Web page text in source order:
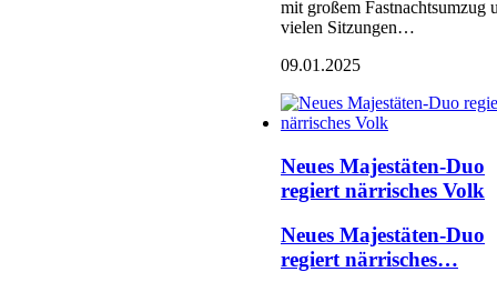
mit großem Fastnachtsumzug
vielen Sitzungen…
09.01.2025
Neues Majestäten-Duo
regiert närrisches Volk
Neues Majestäten-Duo
regiert närrisches…